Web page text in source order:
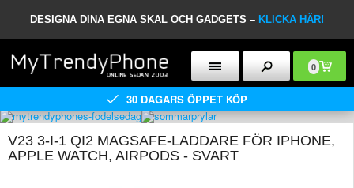
DESIGNA DINA EGNA SKAL OCH GADGETS – KLICKA HÄR!
0
30 DAGARS ÖPPET KÖP
V23 3-I-1 QI2 MAGSAFE-LADDARE FÖR IPHONE,
APPLE WATCH, AIRPODS - SVART